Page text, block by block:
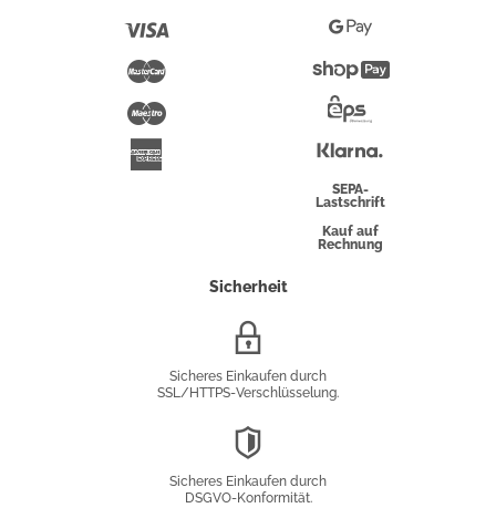
Maestro
Pay
Google
Pay
Überweisung
SEPA-
Lastschrift
Kauf auf
Rechnung
Sicherheit
Sicheres Einkaufen durch
SSL/HTTPS-Verschlüsselung.
Sicheres Einkaufen durch
DSGVO-Konformität.